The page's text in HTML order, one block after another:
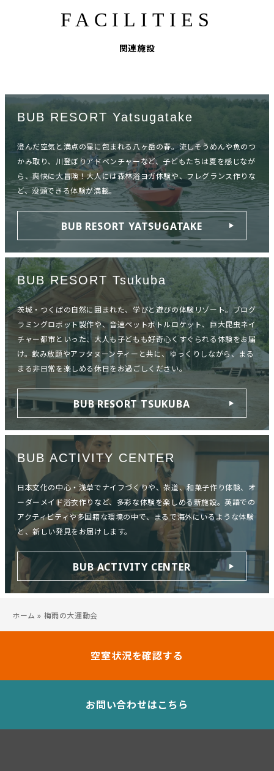
FACILITIES
関連施設
BUB RESORT Yatsugatake
澄んだ空気と満点の星に包まれる八ヶ岳の春。流しそうめんや魚のつ
かみ取り、川登ぼりアドベンチャーなど、子どもたちは夏を感じなが
ら、爽快に大冒険！大人には森林浴ヨガ体験や、フレグランス作りな
ど、没頭できる体験が満載。
BUB RESORT YATSUGATAKE
BUB RESORT Tsukuba
茨城・つくばの自然に囲まれた、学びと遊びの体験リゾート。プログ
ラミングロボット製作や、音速ペットボトルロケット、巨大昆虫ネイ
チャー都市といった、大人も子どもも好奇心くすぐられる体験をお届
け。飲み放題やアフタヌーンティーと共に、ゆっくりしながら、まる
まる非日常を楽しめる休日をお過ごしください。
BUB RESORT TSUKUBA
BUB ACTIVITY CENTER
日本文化の中心・浅草でナイフづくりや、茶道、和菓子作り体験、オ
ーダーメイド浴衣作りなど、多彩な体験を楽しめる新施設。英語での
アクティビティや多国籍な環境の中で、まるで海外にいるような体験
と、新しい発見をお届けします。
BUB ACTIVITY CENTER
ホーム » 梅雨の大運動会
空室状況を確認する
お問い合わせはこちら